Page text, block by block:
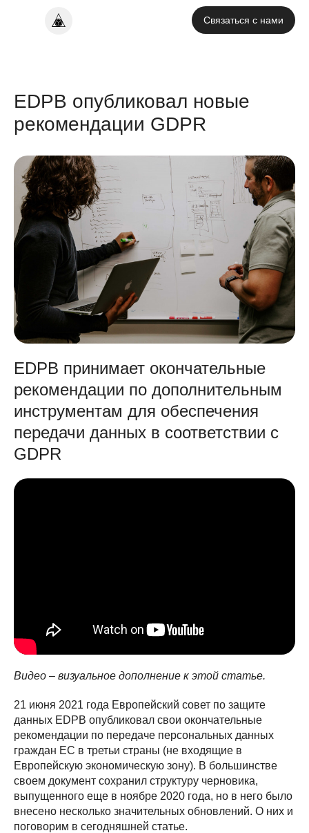
Связаться с нами
EDPB опубликовал новые
рекомендации GDPR
EDPB принимает окончательные
рекомендации по дополнительным
инструментам для обеспечения
передачи данных в соответствии с
GDPR
Видео – визуальное дополнение к этой статье.
21 июня 2021 года Европейский совет по защите
данных EDPB опубликовал свои окончательные
рекомендации по передаче персональных данных
граждан ЕС в третьи страны (не входящие в
Европейскую экономическую зону). В большинстве
своем документ сохранил структуру черновика,
выпущенного еще в ноябре 2020 года, но в него было
внесено несколько значительных обновлений. О них и
поговорим в сегодняшней статье.